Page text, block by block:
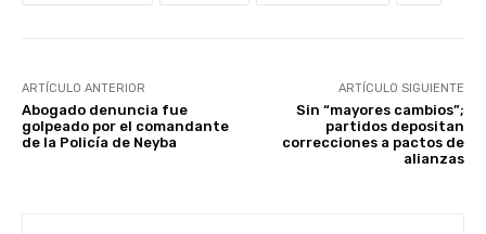
ARTÍCULO ANTERIOR
Abogado denuncia fue
golpeado por el comandante
de la Policía de Neyba
ARTÍCULO SIGUIENTE
Sin “mayores cambios”;
partidos depositan
correcciones a pactos de
alianzas